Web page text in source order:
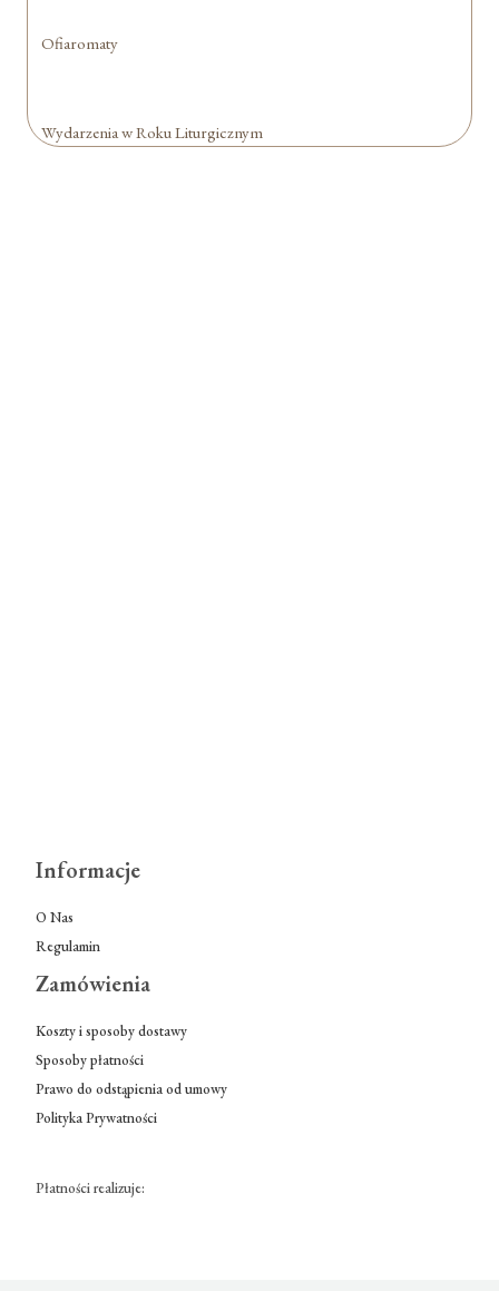
Ofiaromaty
Wydarzenia w Roku Liturgicznym
Informacje
O Nas
Regulamin
Zamówienia
Koszty i sposoby dostawy
Sposoby płatności
Prawo do odstąpienia od umowy
Polityka Prywatności
Płatności realizuje: